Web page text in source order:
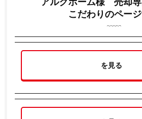
アルクホーム様 売却専
こだわりのペー
を見る